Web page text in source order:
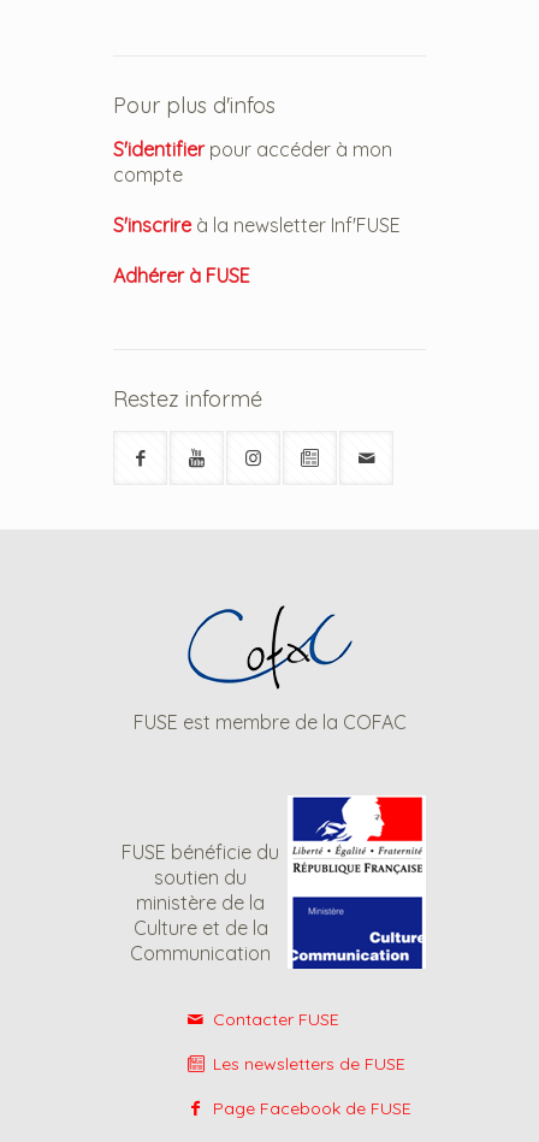
Pour plus d'infos
S'identifierpour accéder à mon
compte
S'inscrireà la newsletter Inf'FUSE
Adhérer à FUSE
Restez informé
FUSE est membre de la COFAC
FUSE bénéficie du
soutien du
ministère de la
Culture et de la
Communication
Contacter FUSE
Les newsletters de FUSE
Page Facebook de FUSE